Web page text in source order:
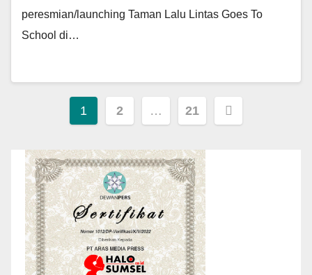
peresmian/launching Taman Lalu Lintas Goes To
School di…
Paginasi
1 2 … 21